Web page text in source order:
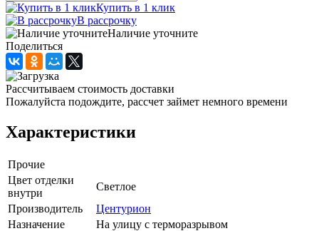
Купить в 1 клик
В рассрочку
Наличие уточните
Поделиться
Рассчитываем стоимость доставки
Пожалуйста подождите, рассчет займет немного времени
Характеристики
Прочие
Цвет отделки
внутри
Светлое
Производитель
Центурион
Назначение
На улицу с терморазрывом